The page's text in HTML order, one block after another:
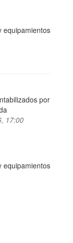
equipamientos
por
17:00
equipamientos